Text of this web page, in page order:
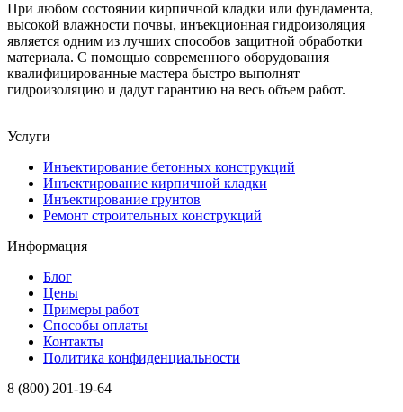
При любом состоянии кирпичной кладки или фундамента,
высокой влажности почвы, инъекционная гидроизоляция
является одним из лучших способов защитной обработки
материала. С помощью современного оборудования
квалифицированные мастера быстро выполнят
гидроизоляцию и дадут гарантию на весь объем работ.
Услуги
Инъектирование бетонных конструкций
Инъектирование кирпичной кладки
Инъектирование грунтов
Ремонт строительных конструкций
Информация
Блог
Цены
Примеры работ
Способы оплаты
Контакты
Политика конфиденциальности
8 (800) 201-19-64